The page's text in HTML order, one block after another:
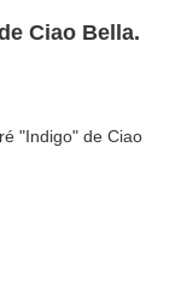
Ciao Bella.